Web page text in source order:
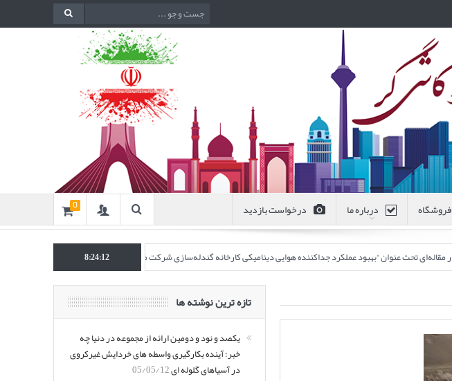
فروشگاه درباره ما درخواست بازدید 0
مقاله‌ای تحت عنوان “بهبود عملکرد جداکننده هوایی دینامیکی کارخانه گندله‌سازی شرکت معدنی و صنعتی گل‌گهر” در نشریه
8:24:13
تازه ترین نوشته ها
یکصد و نود و دومین ارائه از مجموعه در دنیا چه
خبر: آینده بکارگیری واسطه های خردایش غیرکروی
در آسیاهای گلوله ای05/05/12